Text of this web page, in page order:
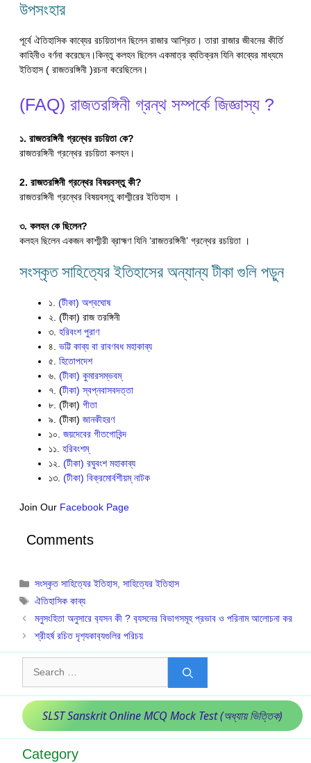
উপসংহার
পূর্বে ঐতিহাসিক কাব্যের রচয়িতাগন ছিলেন রাজার আশ্রিত। তারা রাজার জীবনের কীর্তি
কাহিনীও বর্ণনা করেছেন।কিন্তু কলহন ছিলেন একমাত্র ব্যতিক্রম যিনি কাব্যের মাধ্যমে
ইতিহাস ( রাজতরঙ্গিনী )রচনা করেছিলেন।
(FAQ) রাজতরঙ্গিনী গ্রন্থ সম্পর্কে জিজ্ঞাস্য ?
১. রাজতরঙ্গিনী গ্রন্থের রচয়িতা কে?
রাজতরঙ্গিনী গ্রন্থের রচয়িতা কলহন।
2. রাজতরঙ্গিনী গ্রন্থের বিষয়বস্তু কী?
রাজতরঙ্গিনী গ্রন্থের বিষয়বস্তু কাশ্মীরের ইতিহাস ।
৩. কলহন কে ছিলেন?
কলহন ছিলেন একজন কাশ্মীরী ব্রাহ্মণ যিনি ‘রাজতরঙ্গিনী’ গ্রন্থের রচয়িতা ।
সংস্কৃত সাহিত্যের ইতিহাসের অন্যান্য টীকা গুলি পড়ুন
১. (টীকা) অশ্বঘোষ
২. (টীকা) রাজ তরঙ্গিনী
৩. হরিবংশ পুরাণ
৪. ভট্টি কাব্য বা রাবণবধ মহাকাব্য
৫. হিতোপদেশ
৬. (টীকা) কুমারসম্ভবম্
৭. (টীকা) স্বপ্নবাসবদত্তা
৮. (টীকা) গীতা
৯. (টীকা) জানকীহরণ
১০. জয়দেবের গীতগোবিন্দ
১১. হরিবংশম্
১২. (টীকা) রঘুবংশ মহাকাব্য
১৩. (টীকা) বিক্রমোর্বশীয়ম্ নাটক
Join Our Facebook Page
Comments
Categories
সংস্কৃত সাহিত্যের ইতিহাস,সাহিত্যের ইতিহাস
Tags
ঐতিহাসিক কাব্য
মনুসংহিতা অনুসারে ব‍্যসন কী ? ব‍্যসনের বিভাগসমূহ প্রভাব ও পরিনাম আলোচনা কর
শ্রীহর্ষ রচিত দৃশ‍্যকাব‍্যগুলির পরিচয়
for:
SLST Sanskrit Online MCQ Mock Test (অধ্যায় ভিত্তিক)
Category